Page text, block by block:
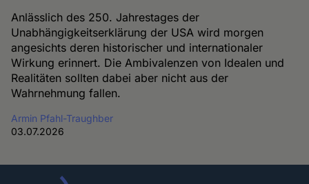
Anlässlich des 250. Jahrestages der
Unabhängigkeitserklärung der USA wird morgen
angesichts deren historischer und internationaler
Wirkung erinnert. Die Ambivalenzen von Idealen und
Realitäten sollten dabei aber nicht aus der
Wahrnehmung fallen.
Armin Pfahl-Traughber
03.07.2026